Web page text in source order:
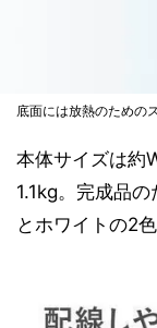
底面には放熱のための
本体サイズは約
1.1kg。完成品
とホワイトの2色